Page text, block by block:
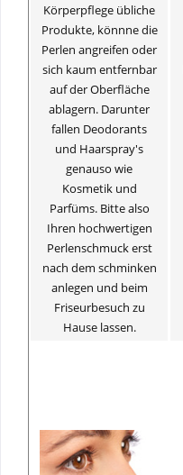
Körperpflege übliche
Produkte, könnne die
Perlen angreifen oder
sich kaum entfernbar
auf der Oberfläche
ablagern. Darunter
fallen Deodorants
und Haarspray's
genauso wie
Kosmetik und
Parfüms. Bitte also
Ihren hochwertigen
Perlenschmuck erst
nach dem schminken
anlegen und beim
Friseurbesuch zu
Hause lassen.